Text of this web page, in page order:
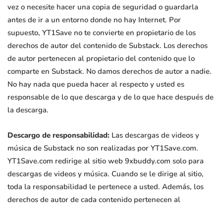
vez o necesite hacer una copia de seguridad o guardarla
antes de ir a un entorno donde no hay Internet. Por
supuesto, YT1Save no te convierte en propietario de los
derechos de autor del contenido de Substack. Los derechos
de autor pertenecen al propietario del contenido que lo
comparte en Substack. No damos derechos de autor a nadie.
No hay nada que pueda hacer al respecto y usted es
responsable de lo que descarga y de lo que hace después de
la descarga.
Descargo de responsabilidad: Las descargas de videos y
música de Substack no son realizadas por YT1Save.com.
YT1Save.com redirige al sitio web 9xbuddy.com solo para
descargas de videos y música. Cuando se le dirige al sitio,
toda la responsabilidad le pertenece a usted. Además, los
derechos de autor de cada contenido pertenecen al